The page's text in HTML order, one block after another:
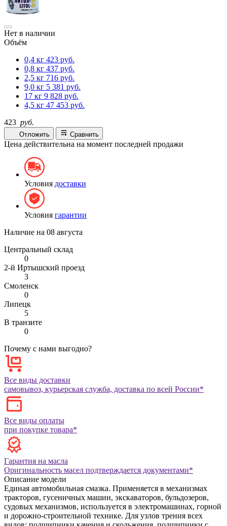
Нет в наличии
Объём
0,4 кг 423 руб.
0,8 кг 437 руб.
2,5 кг 716 руб.
9,0 кг 5 381 руб.
17 кг 9 828 руб.
4,5 кг 47 453 руб.
423 руб.
Отложить Сравнить
Цена действительна на момент последней продажи
Условия доставки
Условия гарантии
Наличие на 08 августа
Центральный склад
0
2-й Иртышский проезд
3
Смоленск
0
Липецк
5
В транзите
0
Почему с нами выгодно?
Все виды доставки
самовывоз, курьерская служба, доставка по всей России*
Все виды оплаты
при покупке товара*
Гарантия на масла
Оригинальность масел подтверждается документами*
Описание модели
Единая автомобильная смазка. Применяется в механизмах
тракторов, гусеничных машин, экскаваторов, бульдозеров,
судовых механизмов, используется в электромашинах, горной
и дорожно-строительной технике. Для узлов трения всех